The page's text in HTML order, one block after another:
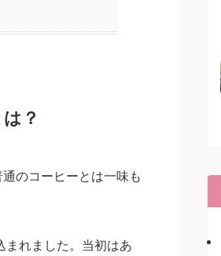
？
のコーヒーとは一味も
れました。当初はあ